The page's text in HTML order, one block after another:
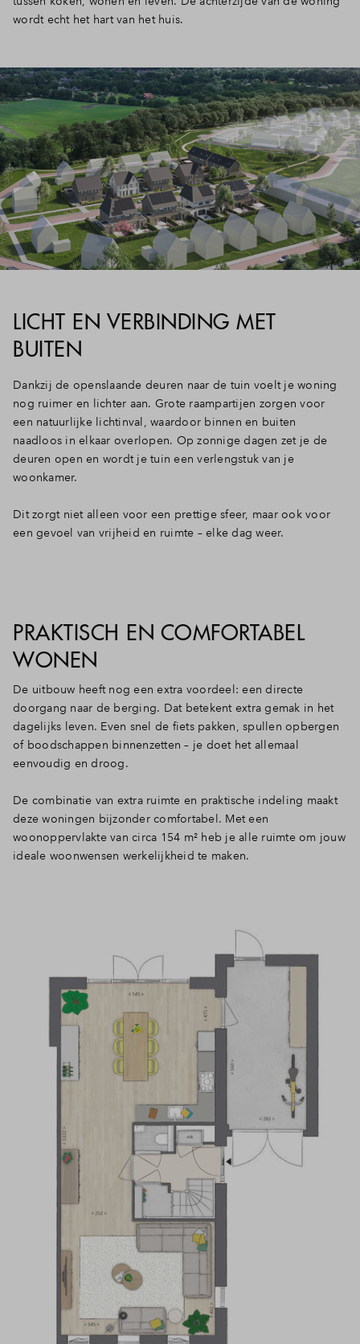
wordt echt het hart van het huis.
LICHT EN VERBINDING MET
BUITEN
Dankzij de openslaande deuren naar de tuin voelt je woning
nog ruimer en lichter aan. Grote raampartijen zorgen voor
een natuurlijke lichtinval, waardoor binnen en buiten
naadloos in elkaar overlopen. Op zonnige dagen zet je de
deuren open en wordt je tuin een verlengstuk van je
woonkamer.
Dit zorgt niet alleen voor een prettige sfeer, maar ook voor
een gevoel van vrijheid en ruimte – elke dag weer.
PRAKTISCH EN COMFORTABEL
WONEN
De uitbouw heeft nog een extra voordeel: een directe
doorgang naar de berging. Dat betekent extra gemak in het
dagelijks leven. Even snel de fiets pakken, spullen opbergen
of boodschappen binnenzetten – je doet het allemaal
eenvoudig en droog.
De combinatie van extra ruimte en praktische indeling maakt
deze woningen bijzonder comfortabel. Met een
woonoppervlakte van circa 154 m² heb je alle ruimte om jouw
ideale woonwensen werkelijkheid te maken.